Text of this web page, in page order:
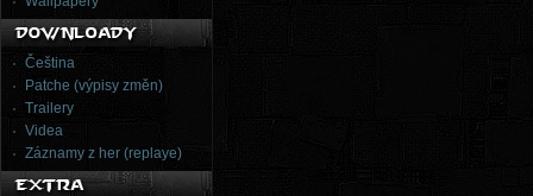
Čeština
Patche (výpisy změn)
Trailery
Videa
Záznamy z her (replaye)